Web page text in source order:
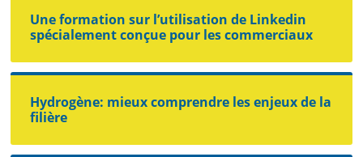
Une formation sur l’utilisation de Linkedin
spécialement conçue pour les commerciaux
Hydrogène: mieux comprendre les enjeux de la
filière